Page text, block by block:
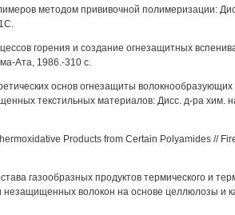
методом прививочной полимеризации:
горения и создание огнезащитных
Ата, 1986.-310 с.
основ огнезащиты
текстильных материалов: Дисс. д-ра хим.
Products from Certain Polyamides //
газообразных продуктов термического и
волокон на основе целлюлозы и